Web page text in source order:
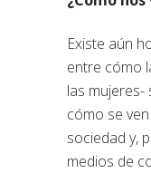
Existe aún
entre cómo
las mujeres-
cómo se
sociedad y,
medios de